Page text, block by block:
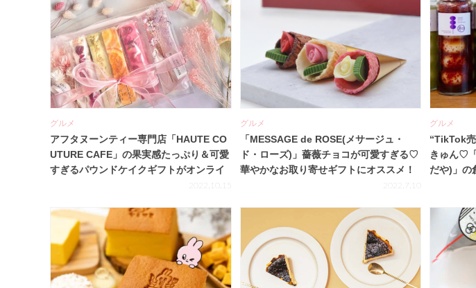
グルメ
アフタヌーンティー専門店「HAUTE CO
UTURE CAFE」の果実感たっぷり＆可愛
すぎるパウンドケイクギフトがオンライ
2022.10.15
グルメ
「MESSAGE de ROSE(メサージュ・
ド・ローズ)」薔薇チョコが可愛すぎる♡
華やかなお取り寄せギフトにオススメ！
2022.7.10
グルメ
“TikTok
きゅん♡
だや)」の